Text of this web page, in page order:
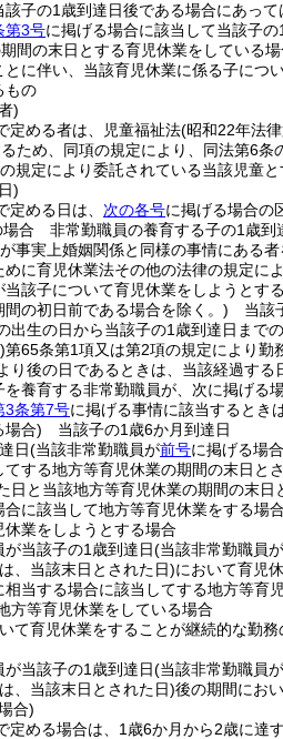
子の1歳到達日後である場合にあっ
第3号に掲げる場合に該当して当該子
間の末日とする育児休業をしている
に伴い、当該育児休業に係る子に
もの
)
定める者は、児童福祉法(昭和22年法
ため、同項の規定により、同法第6
規定により委託されている当該児童と
)
める日は、 次の各号に掲げる場合の
場合 非常勤職員の養育する子の1歳到
事実上婚姻関係と同様の事情にある
に育児休業法その他の法律の規定に
該子について育児休業をしようとす
の初日前である場合を除く。) 当該
出生の日から当該子の1歳到達日まで
第65条第1項又は第2項の規定により勤
り後の日であるときは、当該経過する
養育する非常勤職員が、次に掲げる
3条第7号に掲げる事情に該当するとき
場合) 当該子の1歳6か月到達日
日(当該非常勤職員が前号に掲げる場
する地方等育児休業の期間の末日
日と当該地方等育児休業の期間の末
に該当して地方等育児休業をする
業をしようとする場合
当該子の1歳到達日(当該非常勤職員が
、当該末日とされた日)において育児
当する場合に該当してする地方等
方等育児休業をしている場合
て育児休業をすることが継続的な勤
当該子の1歳到達日(当該非常勤職員が
、当該末日とされた日)後の期間にお
合)
める場合は、1歳6か月から2歳に達